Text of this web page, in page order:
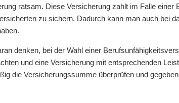
ratsam. Diese Versicherung zahlt im Falle einer
zu sichern. Dadurch kann man auch bei
denken, bei der Wahl einer
und eine Versicherung mit entsprechenden
die Versicherungssumme überprüfen und